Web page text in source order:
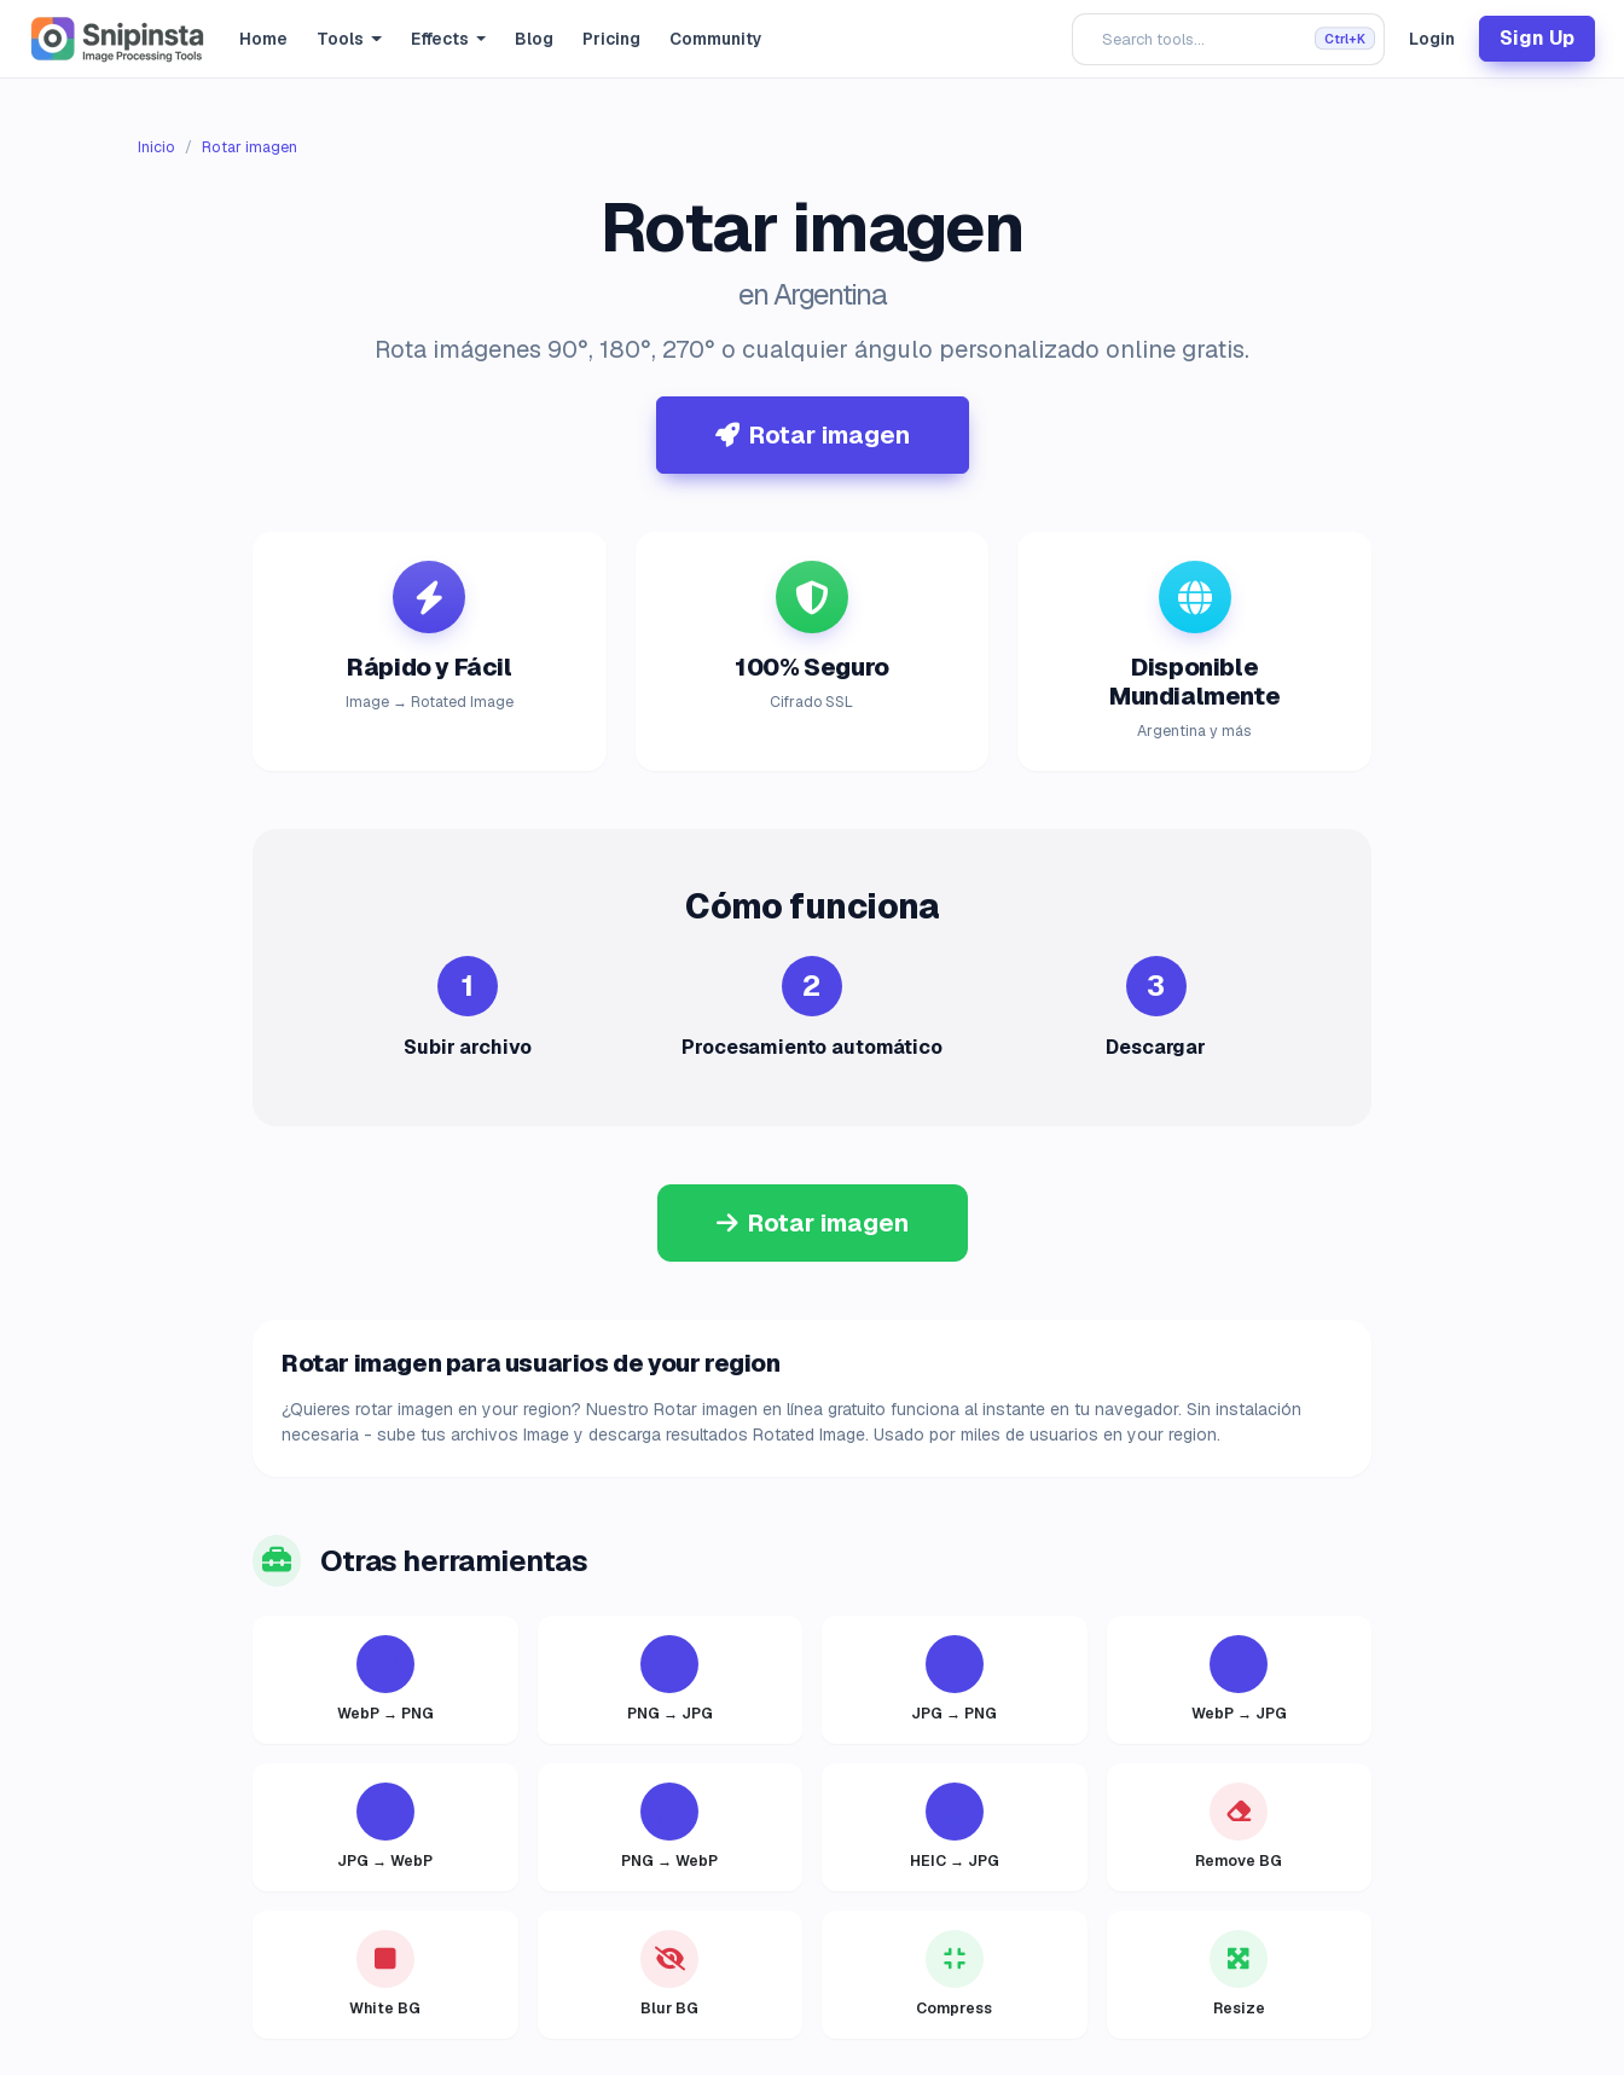
Home Tools Effects Blog Pricing Community Ctrl+K Login Sign Up
Inicio Rotar imagen
Rotar imagen
en Argentina
Rota imágenes 90°, 180°, 270° o cualquier ángulo personalizado online gratis.
Rotar imagen
Rápido y Fácil
Image → Rotated Image
100% Seguro
Cifrado SSL
Disponible
Mundialmente
Argentina y más
Cómo funciona
1
Subir archivo
2
Procesamiento automático
3
Descargar
Rotar imagen
Rotar imagen para usuarios de your region
¿Quieres rotar imagen en your region? Nuestro Rotar imagen en línea gratuito funciona al instante en tu navegador. Sin instalación
necesaria - sube tus archivos Image y descarga resultados Rotated Image. Usado por miles de usuarios en your region.
Otras herramientas
WebP → PNG PNG → JPG JPG → PNG WebP → JPG
JPG → WebP PNG → WebP HEIC → JPG Remove BG
White BG Blur BG Compress Resize